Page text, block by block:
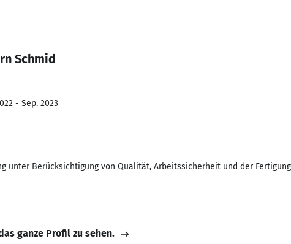
Schmid
- Sep. 2023
unter Berücksichtigung von Qualität, Arbeitssicherheit und der
ganze Profil zu sehen.